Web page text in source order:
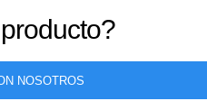
NOSOTROS